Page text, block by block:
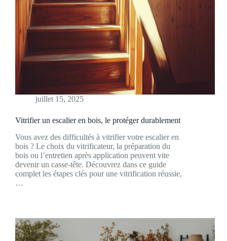
juillet 15, 2025
Vitrifier un escalier en bois, le protéger durablement
Vous avez des difficultés à vitrifier votre escalier en
bois ? Le choix du vitrificateur, la préparation du
bois ou l’entretien après application peuvent vite
devenir un casse-tête. Découvrez dans ce guide
complet les étapes clés pour une vitrification réussie,
…